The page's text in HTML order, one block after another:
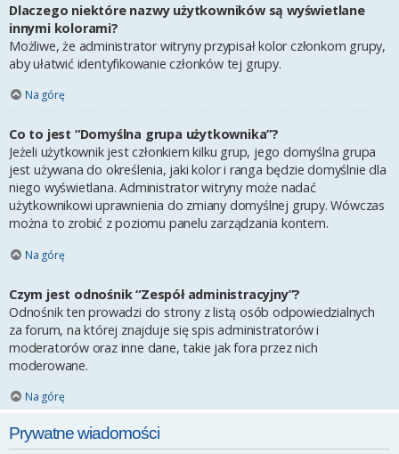
Dlaczego niektóre nazwy użytkowników są wyświetlane
innymi kolorami?
Możliwe, że administrator witryny przypisał kolor członkom grupy,
aby ułatwić identyfikowanie członków tej grupy.
Na górę
Co to jest “Domyślna grupa użytkownika”?
Jeżeli użytkownik jest członkiem kilku grup, jego domyślna grupa
jest używana do określenia, jaki kolor i ranga będzie domyślnie dla
niego wyświetlana. Administrator witryny może nadać
użytkownikowi uprawnienia do zmiany domyślnej grupy. Wówczas
można to zrobić z poziomu panelu zarządzania kontem.
Na górę
Czym jest odnośnik “Zespół administracyjny”?
Odnośnik ten prowadzi do strony z listą osób odpowiedzialnych
za forum, na której znajduje się spis administratorów i
moderatorów oraz inne dane, takie jak fora przez nich
moderowane.
Na górę
Prywatne wiadomości